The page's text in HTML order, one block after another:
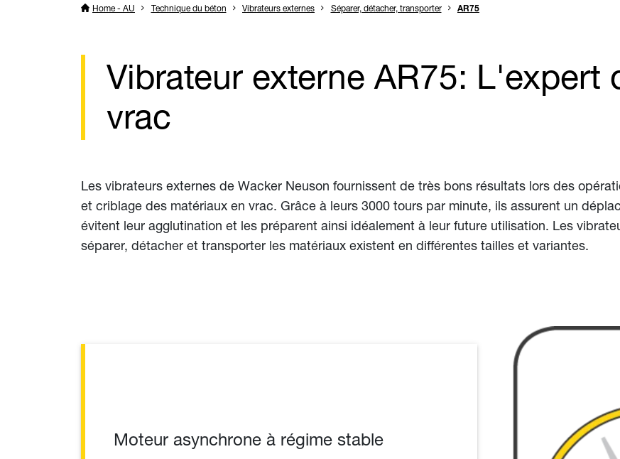
Home - AU Technique du béton Vibrateurs externes Séparer, détacher, transporter AR75
Vibrateur externe AR75: L'expert
vrac
Les vibrateurs externes de Wacker Neuson fournissent de très bons résultats lors des
et criblage des matériaux en vrac. Grâce à leurs 3000 tours par minute, ils assurent un
évitent leur agglutination et les préparent ainsi idéalement à leur future utilisation. Les
séparer, détacher et transporter les matériaux existent en différentes tailles et variantes.
Moteur asynchrone à régime stable